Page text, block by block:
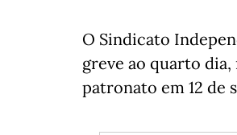
O Sindicato
greve ao quarto
patronato em 12 de